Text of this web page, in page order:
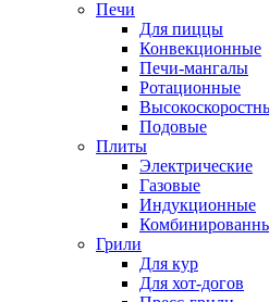
Печи
Для пиццы
Конвекционные
Печи-мангалы
Ротационные
Подовые
Плиты
Электрические
Газовые
Индукционные
Грили
Для кур
Для хот-догов